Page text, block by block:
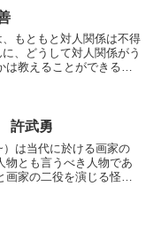
...
もともと対人関係は不得
、どうして対人関係がう
は教えることができるし
した...
許武勇
）は当代に於ける画家の
物とも言うべき人物であ
画家の二役を演じる怪傑